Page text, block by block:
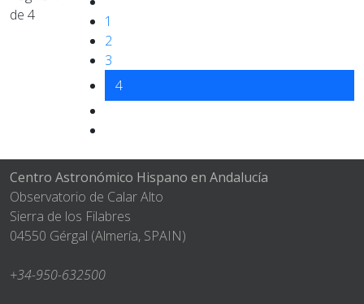
de 4
1
2
3
4
Centro Astronómico Hispano en Andalucía
Observatorio de Calar Alto
Sierra de los Filabres
04550 Gérgal (Almería, SPAIN)
+34-950-632500